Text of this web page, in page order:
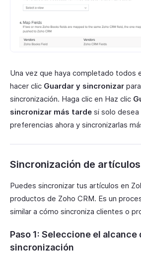
Una vez que haya completado todos
hacer clic Guardar y sincronizar
sincronización. Haga clic en Haz clic
sincronizar más tarde si solo desea
preferencias ahora y sincronizarlas
Sincronización de artículos
Puedes sincronizar tus artículos en
productos de Zoho CRM. Es un
similar a cómo sincroniza clientes o
Paso 1: Seleccione el alcance
sincronización